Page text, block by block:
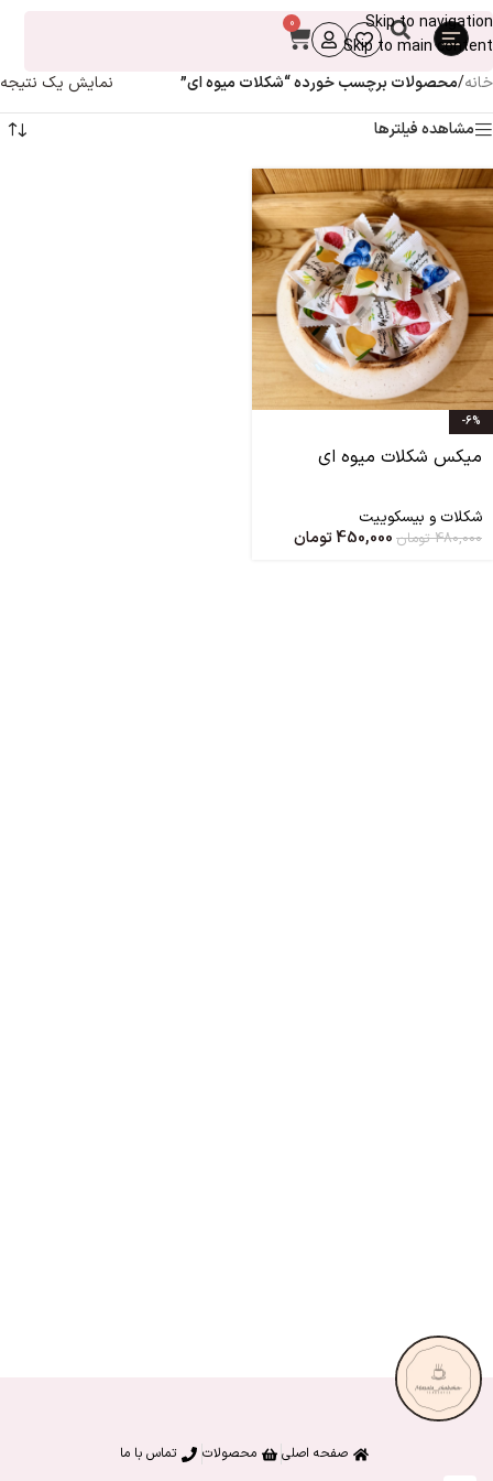
Skip to navigation
Skip to main content
0
خانه/محصولات برچسب خورده “شکلات میوه ای”
نمایش یک نتیجه
مشاهده فیلترها
-6%
میکس شکلات میوه ای
شکلات و بیسکوییت
480,000 تومان 450,000تومان
صفحه اصلی محصولات تماس با ما